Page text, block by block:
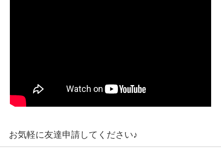
お気軽に友達申請してください♪